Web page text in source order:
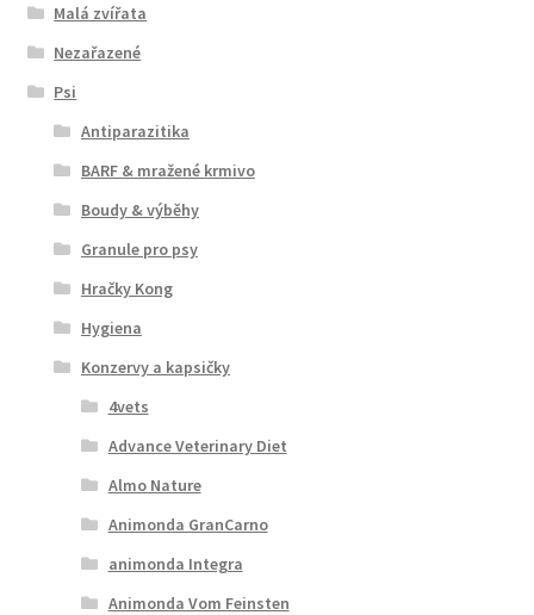
Malá zvířata
Nezařazené
Psi
Antiparazitika
BARF & mražené krmivo
Boudy & výběhy
Granule pro psy
Hračky Kong
Hygiena
Konzervy a kapsičky
4vets
Advance Veterinary Diet
Almo Nature
Animonda GranCarno
animonda Integra
Animonda Vom Feinsten